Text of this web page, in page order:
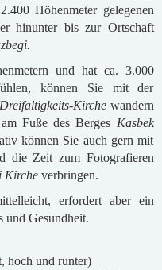
Höhenmeter gelegenen
hinunter bis zur Ortschaft
und hat ca. 3.000
können Sie mit der
Kirche wandern
Fuße des Berges Kasbek
können Sie auch gern mit
die Zeit zum Fotografieren
Kircheverbringen.
erfordert aber ein
und Gesundheit.
hoch und runter)